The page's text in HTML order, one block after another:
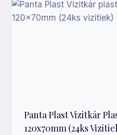
Panta Plast Vizitkár
120x70mm (24ks